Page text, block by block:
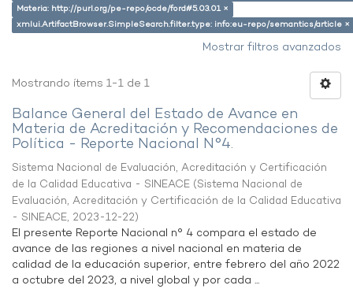
Materia: http://purl.org/pe-repo/ocde/ford#5.03.01 ×
xmlui.ArtifactBrowser.SimpleSearch.filter.type: info:eu-repo/semantics/article ×
Mostrar filtros avanzados
Mostrando ítems 1-1 de 1
Balance General del Estado de Avance en
Materia de Acreditación y Recomendaciones de
Política - Reporte Nacional N°4.
Sistema Nacional de Evaluación, Acreditación y Certificación
de la Calidad Educativa - SINEACE (Sistema Nacional de
Evaluación, Acreditación y Certificación de la Calidad Educativa
- SINEACE, 2023-12-22)
El presente Reporte Nacional n° 4 compara el estado de
avance de las regiones a nivel nacional en materia de
calidad de la educación superior, entre febrero del año 2022
a octubre del 2023, a nivel global y por cada ...